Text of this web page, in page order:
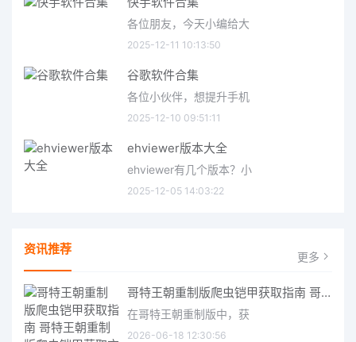
各位朋友，今天小编给大
2025-12-11 10:13:50
谷歌软件合集
各位小伙伴，想提升手机
2025-12-10 09:51:11
ehviewer版本大全
ehviewer有几个版本？小
2025-12-05 14:03:22
资讯推荐 更多
哥特王朝重制版爬虫铠甲获取指南 哥特王朝重制版爬虫铠甲获取方法
在哥特王朝重制版中，获
2026-06-18 12:30:56